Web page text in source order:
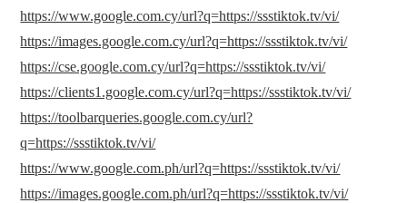
https://www.google.com.cy/url?q=https://ssstiktok.tv/vi/
https://images.google.com.cy/url?q=https://ssstiktok.tv/vi/
https://cse.google.com.cy/url?q=https://ssstiktok.tv/vi/
https://clients1.google.com.cy/url?q=https://ssstiktok.tv/vi/
https://toolbarqueries.google.com.cy/url?
q=https://ssstiktok.tv/vi/
https://www.google.com.ph/url?q=https://ssstiktok.tv/vi/
https://images.google.com.ph/url?q=https://ssstiktok.tv/vi/